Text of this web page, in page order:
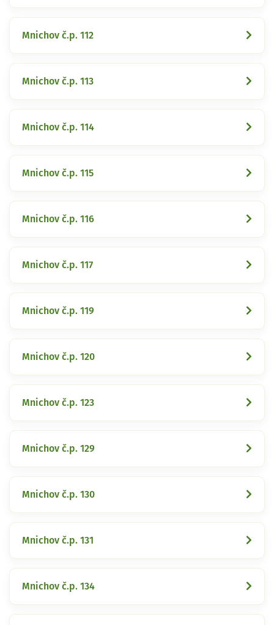
Mnichov č.p. 112
Mnichov č.p. 113
Mnichov č.p. 114
Mnichov č.p. 115
Mnichov č.p. 116
Mnichov č.p. 117
Mnichov č.p. 119
Mnichov č.p. 120
Mnichov č.p. 123
Mnichov č.p. 129
Mnichov č.p. 130
Mnichov č.p. 131
Mnichov č.p. 134